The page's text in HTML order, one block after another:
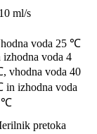
ml/s
voda 25 ℃
izhodna voda 4
vhodna voda 40
izhodna voda
℃
pretoka